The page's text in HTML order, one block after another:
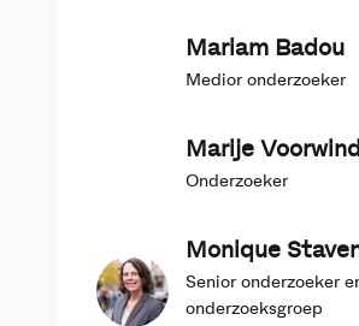
Mariam Badou
Medior onderzoeker
Marije
Onderzoeker
Monique
Senior onderzoeker
onderzoeksgroep